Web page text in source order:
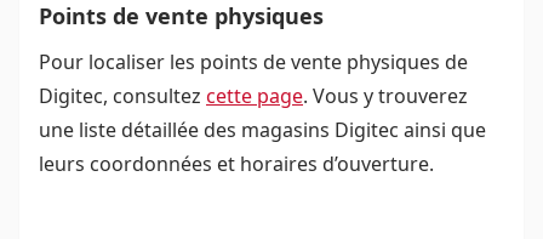
Points de vente physiques
Pour localiser les points de vente physiques de
Digitec, consultez cette page. Vous y trouverez
une liste détaillée des magasins Digitec ainsi que
leurs coordonnées et horaires d’ouverture.